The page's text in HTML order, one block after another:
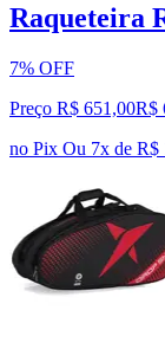
Raqueteira
7% OFF
Preço R$ 651,00R$
no Pix Ou 7x de R$